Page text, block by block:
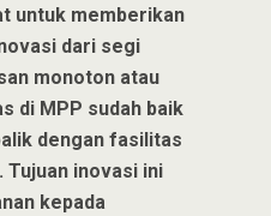
untuk memberikan
dari segi
monoton atau
di MPP sudah baik
dengan fasilitas
Tujuan inovasi ini
kepada